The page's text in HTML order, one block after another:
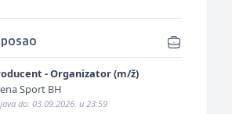
- Organizator (m/ž)
Sport BH
do: 03.09.2026. u 23:59